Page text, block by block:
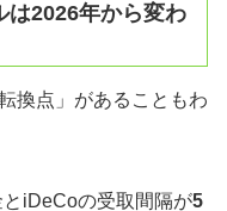
は2026年から変わ
換点」があることもわ
iDeCoの受取間隔が5